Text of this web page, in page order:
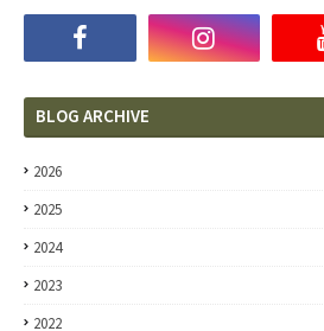
BLOG ARCHIVE
2026
2025
2024
2023
2022